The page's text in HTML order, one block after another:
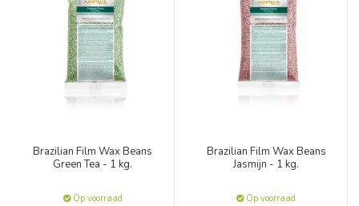
Brazilian Film Wax Beans
Green Tea - 1 kg.
Op voorraad
Brazilian Film Wax Beans
Jasmijn - 1 kg.
Op voorraad